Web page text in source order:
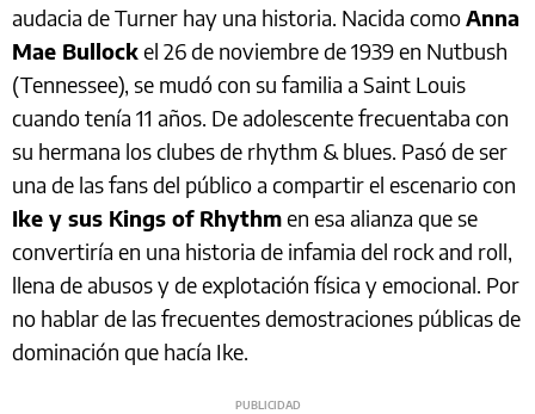
audacia de Turner hay una historia. Nacida comoAnna
Mae Bullockel 26 de noviembre de 1939 en Nutbush
(Tennessee), se mudó con su familia a Saint Louis
cuando tenía 11 años. De adolescente frecuentaba con
su hermana los clubes de rhythm & blues. Pasó de ser
una de las fans del público a compartir el escenario con
Ike y sus Kings of Rhythmen esa alianza que se
convertiría en una historia de infamia del rock and roll,
llena de abusos y de explotación física y emocional. Por
no hablar de las frecuentes demostraciones públicas de
dominación que hacía Ike.